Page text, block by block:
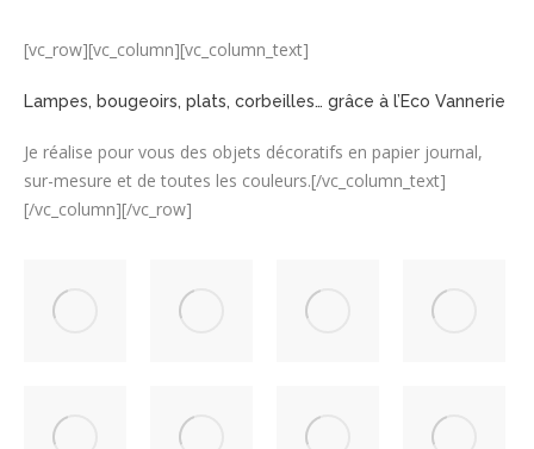
[vc_row][vc_column][vc_column_text]
Lampes, bougeoirs, plats, corbeilles… grâce à l’Eco Vannerie
Je réalise pour vous des objets décoratifs en papier journal,
sur-mesure et de toutes les couleurs.[/vc_column_text]
[/vc_column][/vc_row]